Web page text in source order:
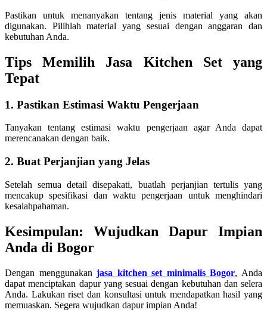
Pastikan untuk menanyakan tentang jenis material yang akan
digunakan. Pilihlah material yang sesuai dengan anggaran dan
kebutuhan Anda.
Tips Memilih Jasa Kitchen Set yang
Tepat
1. Pastikan Estimasi Waktu Pengerjaan
Tanyakan tentang estimasi waktu pengerjaan agar Anda dapat
merencanakan dengan baik.
2. Buat Perjanjian yang Jelas
Setelah semua detail disepakati, buatlah perjanjian tertulis yang
mencakup spesifikasi dan waktu pengerjaan untuk menghindari
kesalahpahaman.
Kesimpulan: Wujudkan Dapur Impian
Anda di Bogor
Dengan menggunakanjasa kitchen set minimalis Bogor, Anda
dapat menciptakan dapur yang sesuai dengan kebutuhan dan selera
Anda. Lakukan riset dan konsultasi untuk mendapatkan hasil yang
memuaskan. Segera wujudkan dapur impian Anda!